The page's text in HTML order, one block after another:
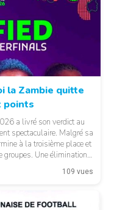
la Zambie quitte
points
a livré son verdict au
spectaculaire. Malgré sa
à la troisième place et
groupes. Une élimination
général : […]
109 vues